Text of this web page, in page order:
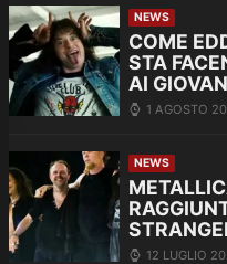
NEWS
COME
STA
AI
1 AGOSTO
NEWS
12 LUGLIO